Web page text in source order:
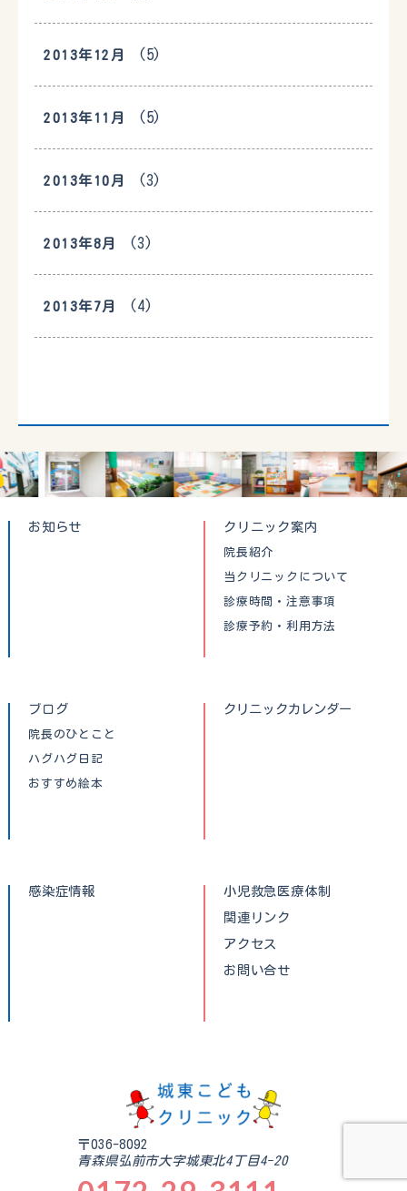
2013年12月 (5)
2013年11月 (5)
2013年10月 (3)
2013年8月 (3)
2013年7月 (4)
お知らせ クリニック案内
院長紹介
当クリニックについて
診療時間・注意事項
診療予約・利用方法
ブログ
院長のひとこと
ハグハグ日記
おすすめ絵本
クリニックカレンダー
感染症情報
小児救急医療体制
関連リンク
アクセス
お問い合せ
〒036-8092
青森県弘前市大字城東北4丁目4-20